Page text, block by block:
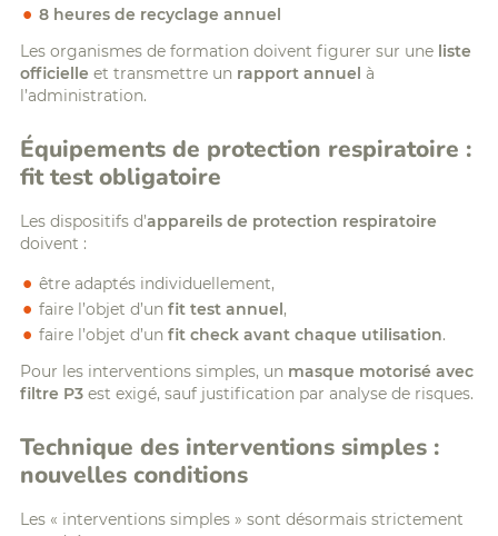
8 heures de recyclage annuel
Les organismes de formation doivent figurer sur une liste
officielle et transmettre un rapport annuel à
l’administration.
Équipements de protection respiratoire :
fit test obligatoire
Les dispositifs d’appareils de protection respiratoire
doivent :
être adaptés individuellement,
faire l’objet d’unfit test annuel ,
faire l’objet d’unfit check avant chaque utilisation.
Pour les interventions simples, un masque motorisé avec
filtre P3 est exigé, sauf justification par analyse de risques.
Technique des interventions simples :
nouvelles conditions
Les « interventions simples » sont désormais strictement